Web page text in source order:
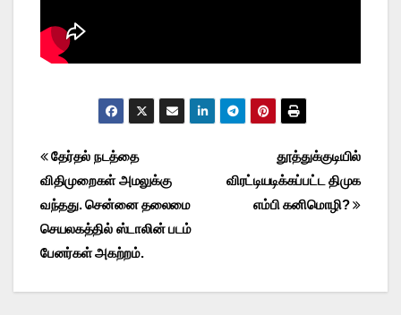
Post
navigation
தூத்துக்குடியில்
விரட்டியடிக்கப்பட்ட திமுக
எம்பி கனிமொழி?
தேர்தல் நடத்தை
விதிமுறைகள் அமலுக்கு
வந்தது. சென்னை தலைமை
செயலகத்தில் ஸ்டாலின் படம்
பேனர்கள் அகற்றம்.